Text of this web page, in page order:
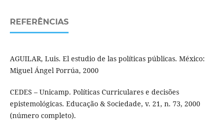
REFERÊNCIAS
AGUILAR, Luis. El estudio de las políticas públicas. México:
Miguel Ángel Porrúa, 2000
CEDES – Unicamp. Políticas Curriculares e decisões
epistemológicas. Educação & Sociedade, v. 21, n. 73, 2000
(número completo).